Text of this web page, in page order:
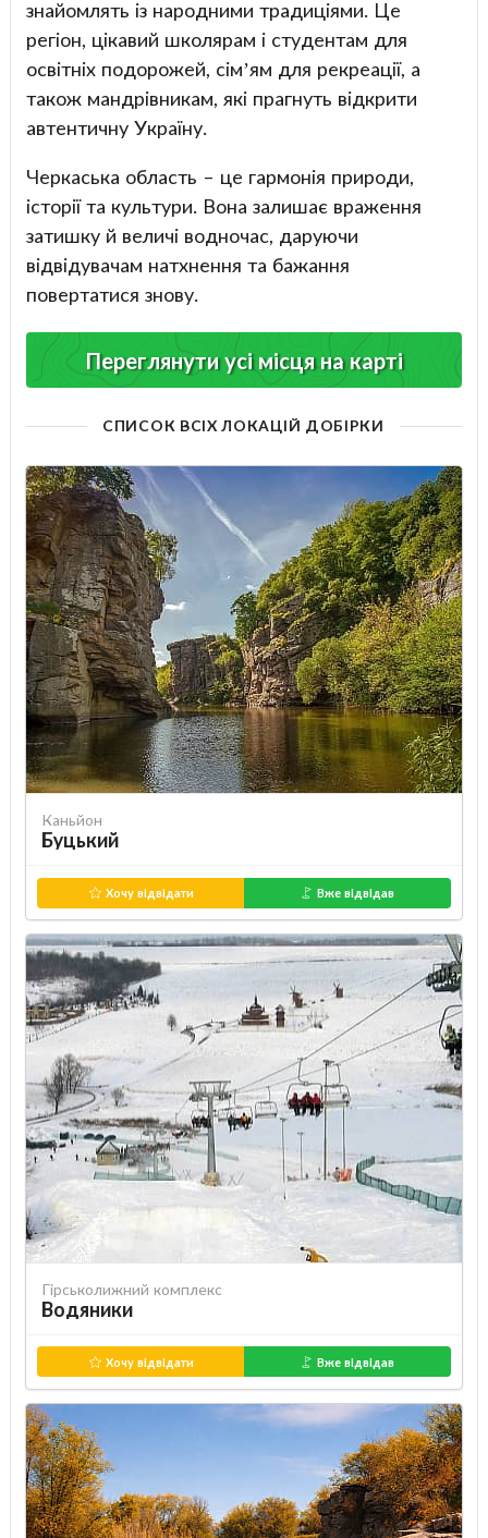
знайомлять із народними традиціями. Це
регіон, цікавий школярам і студентам для
освітніх подорожей, сім’ям для рекреації, а
також мандрівникам, які прагнуть відкрити
автентичну Україну.
Черкаська область – це гармонія природи,
історії та культури. Вона залишає враження
затишку й величі водночас, даруючи
відвідувачам натхнення та бажання
повертатися знову.
Переглянути усі місця на карті
СПИСОК ВСІХ ЛОКАЦІЙ ДОБІРКИ
Каньйон
Буцький
Хочу відвідати Вже відвідав
Гірськолижний комплекс
Водяники
Хочу відвідати Вже відвідав